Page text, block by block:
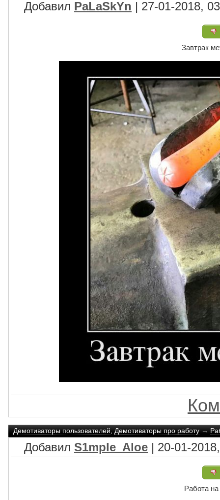
Добавил PaLaSkYn | 27-01-2018,
Завтрак
Демотиваторы пользователей,Демотиваторы про работу→
Добавил S1mple_Aloe | 20-01-
Работа на